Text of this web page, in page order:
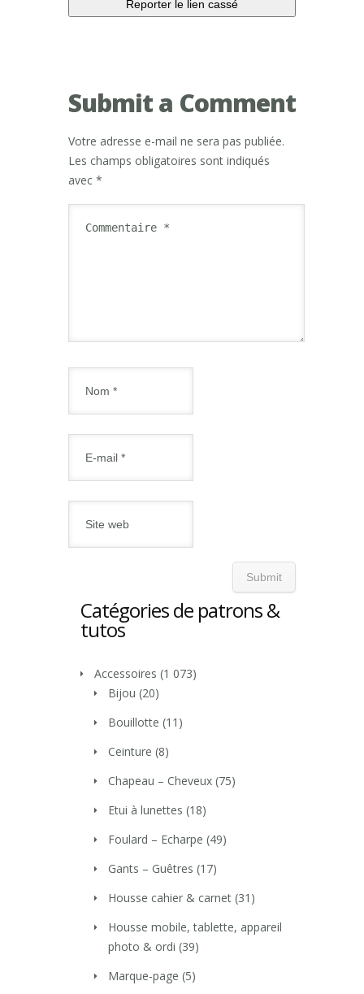
Submit a Comment
Votre adresse e-mail ne sera pas publiée.
Les champs obligatoires sont indiqués
avec *
Catégories de patrons &
tutos
Accessoires (1 073)
Bijou (20)
Bouillotte (11)
Ceinture (8)
Chapeau – Cheveux (75)
Etui à lunettes (18)
Foulard – Echarpe (49)
Gants – Guêtres (17)
Housse cahier & carnet (31)
Housse mobile, tablette, appareil
photo & ordi (39)
Marque-page (5)